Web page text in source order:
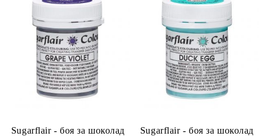
Sugarflair - боя за шоколад
Sugarflair - боя за шоколад